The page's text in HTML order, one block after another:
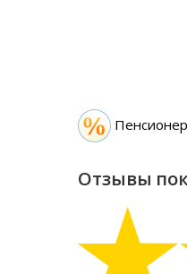
Отзывы